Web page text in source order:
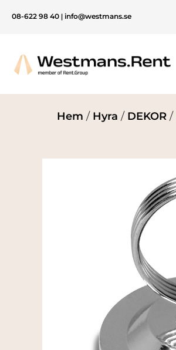
08-622 98 40 | info@westmans.se
Hem / Hyra / DEKOR /